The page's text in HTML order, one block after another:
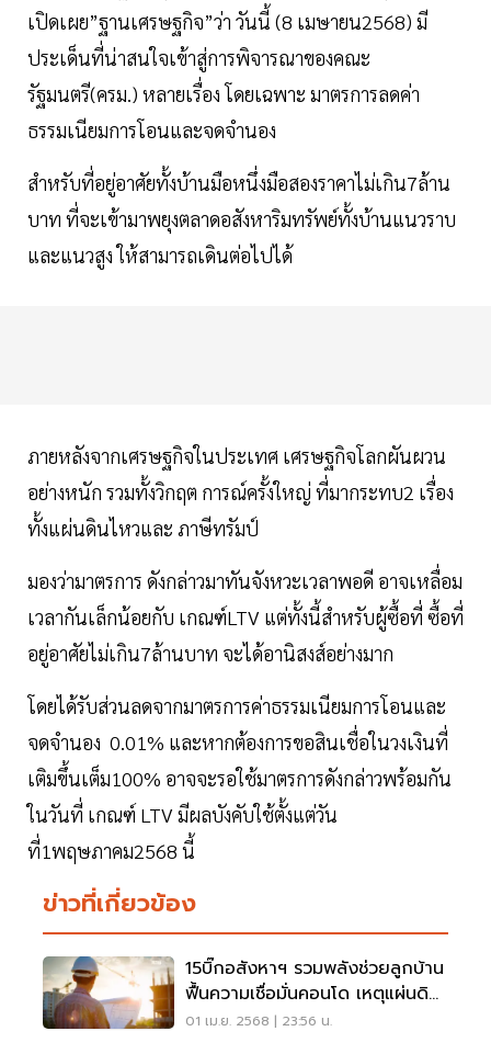
เปิดเผย”ฐานเศรษฐกิจ”ว่า วันนี้ (8 เมษายน2568) มี
ประเด็นที่น่าสนใจเข้าสู่การพิจารณาของคณะ
รัฐมนตรี(ครม.) หลายเรื่อง โดยเฉพาะ มาตรการลดค่า
ธรรมเนียมการโอนและจดจำนอง
สำหรับที่อยู่อาศัยทั้งบ้านมือหนึ่งมือสองราคาไม่เกิน7ล้าน
บาท ที่จะเข้ามาพยุงตลาดอสังหาริมทรัพย์ทั้งบ้านแนวราบ
และแนวสูง ให้สามารถเดินต่อไปได้
ภายหลังจากเศรษฐกิจในประเทศ เศรษฐกิจโลกผันผวน
อย่างหนัก รวมทั้งวิกฤต การณ์ครั้งใหญ่ ที่มากระทบ2 เรื่อง
ทั้งแผ่นดินไหวและ ภาษีทรัมป์
มองว่ามาตรการ ดังกล่าวมาทันจังหวะเวลาพอดี อาจเหลื่อม
เวลากันเล็กน้อยกับ เกณฑ์LTV แต่ทั้งนี้สำหรับผู้ซื้อที่ ซื้อที่
อยู่อาศัยไม่เกิน7ล้านบาท จะได้อานิสงส์อย่างมาก
โดยได้รับส่วนลดจากมาตรการค่าธรรมเนียมการโอนและ
จดจำนอง 0.01% และหากต้องการขอสินเชื่อในวงเงินที่
เติมขึ้นเต็ม100% อาจจะรอใช้มาตรการดังกล่าวพร้อมกัน
ในวันที่ เกณฑ์ LTV มีผลบังคับใช้ตั้งแต่วัน
ที่1พฤษภาคม2568 นี้
ข่าวที่เกี่ยวข้อง
15บิ๊กอสังหาฯ รวมพลังช่วยลูกบ้าน
ฟื้นความเชื่อมั่นคอนโด เหตุแผ่นดิน
ไหว
01 เม.ย. 2568 | 23:56 น.